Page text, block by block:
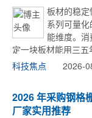
板材的稳
系列可量
能维度。
定一块板材能用三
靠饰面工艺弥补，但
科技焦点 2026-
2026 年采购钢格
厂家实用推荐